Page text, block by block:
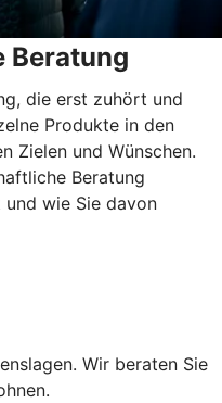
Beratung
die erst zuhört und
Produkte in den
Zielen und Wünschen.
Beratung
wie Sie davon
Wir beraten Sie